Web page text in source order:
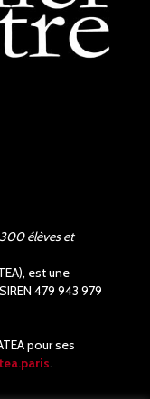
élèves et
est une
479 943 979
pour ses
.